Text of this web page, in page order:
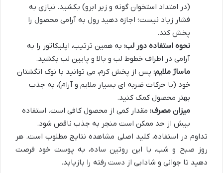
(در امتداد استخوان گونه و زیر ابرو) بکشید. نیازی به
فشار زیاد نیست؛ اجازه دهید رول به آرامی محصول را
پخش کند.
نحوه استفاده دور لب: به همین ترتیب، اپلیکاتور را به
آرامی در اطراف خطوط لب و بالا و پایین لب بکشید.
ماساژ ملایم: پس از پخش کرم، می توانید با نوک انگشتان
خود (با حرکات ضربه ای بسیار ملایم و آرام)، به جذب
بهتر محصول کمک کنید.
میزان مصرف: مقدار کمی از محصول کافی است. استفاده
بیش از حد ممکن است منجر به جذب ناقص شود.
تداوم در استفاده، کلید اصلی مشاهده نتایج مطلوب است. هر
روز صبح و شب، با این روتین ساده، به پوست خود فرصت
دهید تا جوانی و شادابی از دست رفته را بازیابد.